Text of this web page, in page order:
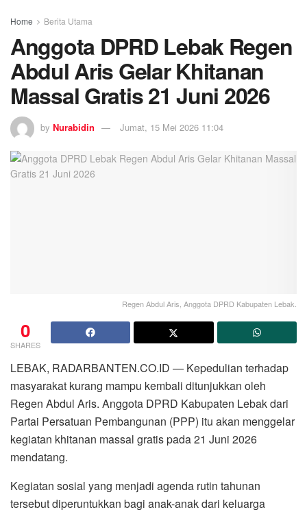
Home Berita Utama
Anggota DPRD Lebak Regen
Abdul Aris Gelar Khitanan
Massal Gratis 21 Juni 2026
by Nurabidin Jumat, 15 Mei 2026 11:04
Regen Abdul Aris, Anggota DPRD Kabupaten Lebak.
0
SHARES
LEBAK, RADARBANTEN.CO.ID — Kepedulian terhadap
masyarakat kurang mampu kembali ditunjukkan oleh
Regen Abdul Aris. Anggota DPRD Kabupaten Lebak dari
Partai Persatuan Pembangunan (PPP) itu akan menggelar
kegiatan khitanan massal gratis pada 21 Juni 2026
mendatang.
Kegiatan sosial yang menjadi agenda rutin tahunan
tersebut diperuntukkan bagi anak-anak dari keluarga